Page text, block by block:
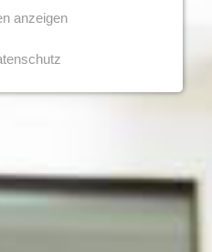
anzeigen